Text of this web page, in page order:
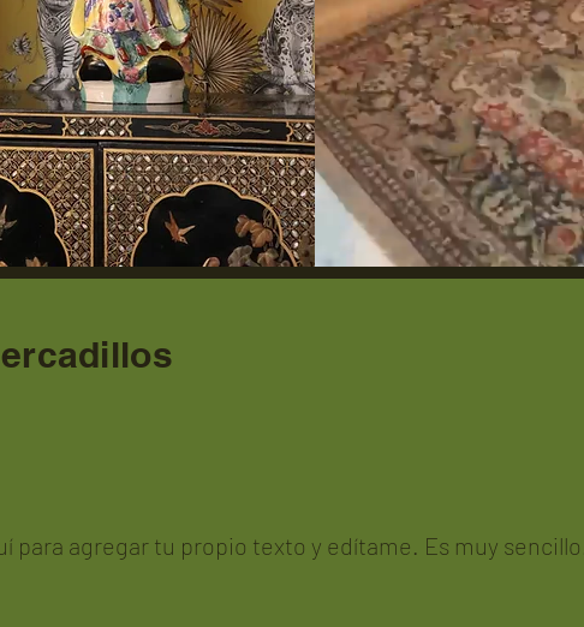
para agregar tu propio texto y edítame. Es muy